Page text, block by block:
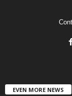
EVEN MORE NEWS